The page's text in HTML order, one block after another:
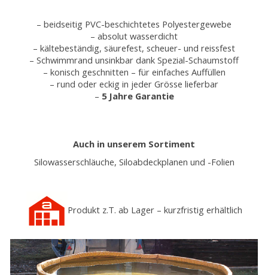
– beidseitig PVC-beschichtetes Polyestergewebe
– absolut wasserdicht
– kältebeständig, säurefest, scheuer- und reissfest
– Schwimmrand unsinkbar dank Spezial-Schaumstoff
– konisch geschnitten – für einfaches Auffüllen
– rund oder eckig in jeder Grösse lieferbar
– 5 Jahre Garantie
Auch in unserem Sortiment
Silowasserschläuche, Siloabdeckplanen und -Folien
Produkt z.T. ab Lager – kurzfristig erhältlich